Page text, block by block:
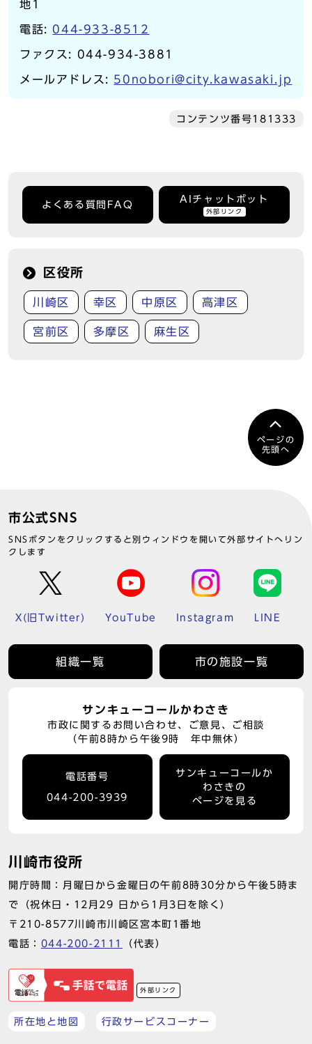
地1
電話: 044-933-8512
ファクス: 044-934-3881
メールアドレス: 50nobori@city.kawasaki.jp
コンテンツ番号181333
よくある質問FAQ
AIチャットボット
外部リンク
区役所
川崎区 幸区 中原区 高津区
宮前区 多摩区 麻生区
ページの
先頭へ
市公式SNS
SNSボタンをクリックすると別ウィンドウを開いて外部サイトへリン
クします
X(旧Twitter) YouTube Instagram LINE
組織一覧 市の施設一覧
サンキューコールかわさき
市政に関するお問い合わせ、ご意見、ご相談
（午前8時から午後9時 年中無休）
電話番号
044-200-3939
サンキューコールか
わさきの
ページを見る
川崎市役所
開庁時間：月曜日から金曜日の午前8時30分から午後5時ま
で（祝休日・12月29 日から1月3日を除く）
〒210-8577川崎市川崎区宮本町1番地
電話： 044-200-2111 （代表）
外部リンク
所在地と地図 行政サービスコーナー